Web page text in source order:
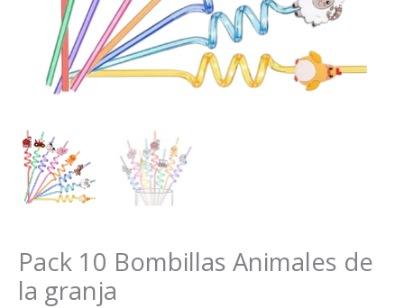
Pack 10 Bombillas Animales de
la granja